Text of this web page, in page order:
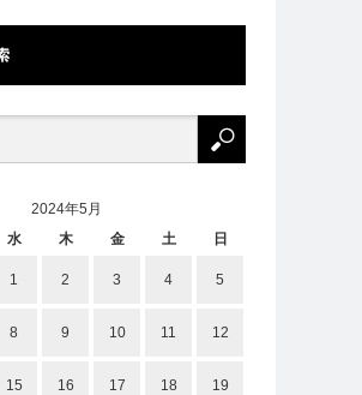
2024年5月
水 木 金 土 日
1 2 3 4 5
8 9 10 11 12
15 16 17 18 19